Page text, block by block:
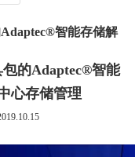
智能存储解
的Adaptec®智能
心存储管理